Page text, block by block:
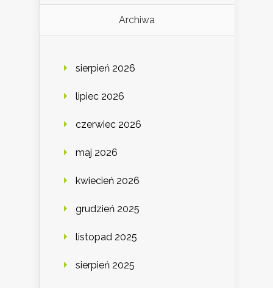
Archiwa
sierpień 2026
lipiec 2026
czerwiec 2026
maj 2026
kwiecień 2026
grudzień 2025
listopad 2025
sierpień 2025